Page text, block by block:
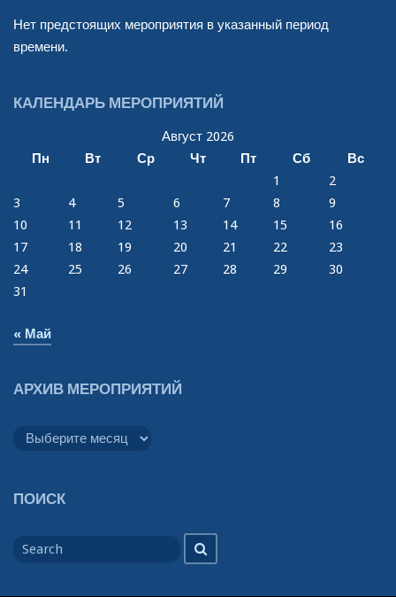
Нет предстоящих мероприятия в указанный период
времени.
КАЛЕНДАРЬ МЕРОПРИЯТИЙ
Август 2026
Пн
Вт Ср Чт Пт Сб
Вс
1
2
3
4 5 6 7 8
9
10
11 12 13 14 15
16
17
18 19 20 21 22
23
24
25 26 27 28 29
30
31
« Май
АРХИВ МЕРОПРИЯТИЙ
мероприятий
ПОИСК
for